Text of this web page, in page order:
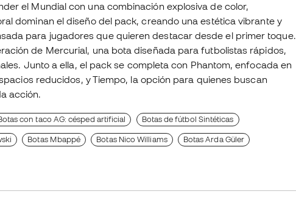
el Mundial con una combinación explosiva de color,
dominan el diseño del pack, creando una estética vibrante y
para jugadores que quieren destacar desde el primer toque.
de Mercurial, una bota diseñada para futbolistas rápidos,
Junto a ella, el pack se completa con Phantom, enfocada en
reducidos, y Tiempo, la opción para quienes buscan
acción.
con taco AG: césped artificial Botas de fútbol Sintéticas
Botas Mbappé Botas Nico Williams Botas Arda Güler